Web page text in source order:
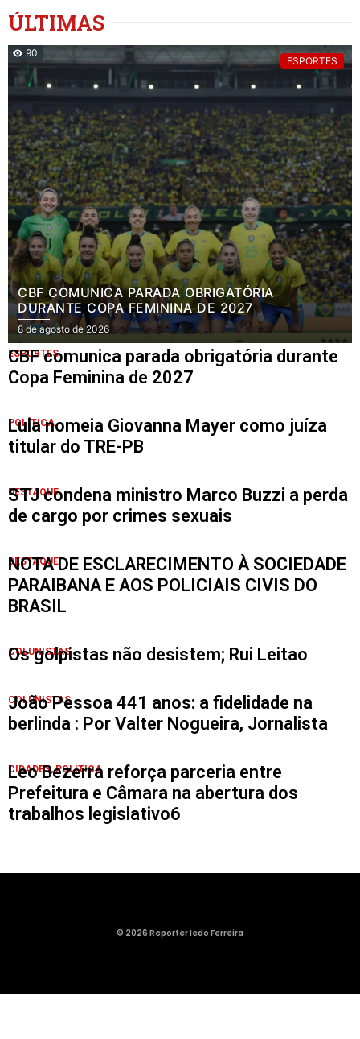
ÚLTIMAS
90
ESPORTES
CBF COMUNICA PARADA OBRIGATÓRIA
DURANTE COPA FEMININA DE 2027
8 de agosto de 2026
ESPORTES
CBF comunica parada obrigatória durante
Copa Feminina de 2027
POLÍTICA
Lula nomeia Giovanna Mayer como juíza
titular do TRE-PB
DESTAQUE
STJ condena ministro Marco Buzzi a perda
de cargo por crimes sexuais
DESTAQUE
NOTA DE ESCLARECIMENTO À SOCIEDADE
PARAIBANA E AOS POLICIAIS CIVIS DO
BRASIL
COLUNISTAS
Os golpistas não desistem; Rui Leitao
COLUNISTAS
João Pessoa 441 anos: a fidelidade na
berlinda : Por Valter Nogueira, Jornalista
CIDADES,POLÍTICA
Leo Bezerra reforça parceria entre
Prefeitura e Câmara na abertura dos
trabalhos legislativo6
© 2026 Reporter Iedo Ferreira